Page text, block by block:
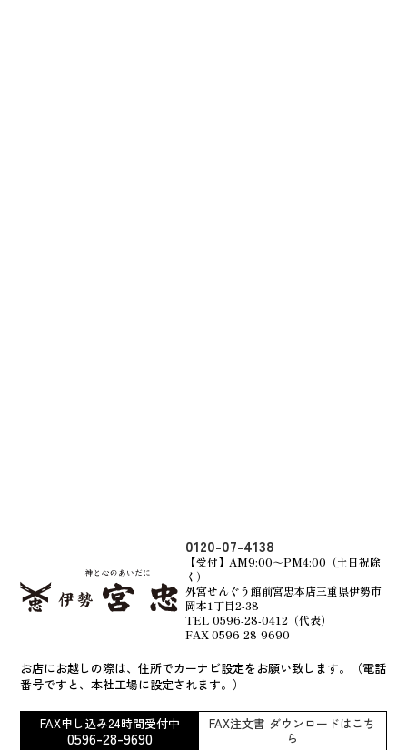
0120-07-4138
【受付】AM9:00～PM4:00（土日祝除
く）
外宮せんぐう館前宮忠本店三重県伊勢市
岡本1丁目2-38
TEL 0596-28-0412（代表）
FAX 0596-28-9690
お店にお越しの際は、住所でカーナビ設定をお願い致します。（電話
番号ですと、本社工場に設定されます。）
FAX申し込み24時間受付中
0596-28-9690
FAX注文書 ダウンロードはこち
ら